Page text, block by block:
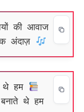
की आवाज
अंदाज़
थे हम
थे हम